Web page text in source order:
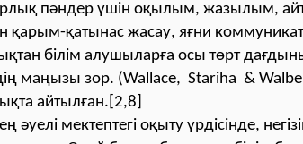
пәндер үшін оқылым, жазылым,
қатынас жасау, яғни
білім алушыларға осы төрт
маңызы зор. (Wallace, Stariha &
айтылған.[2,8]
мектептегі оқыту үрдісінде,